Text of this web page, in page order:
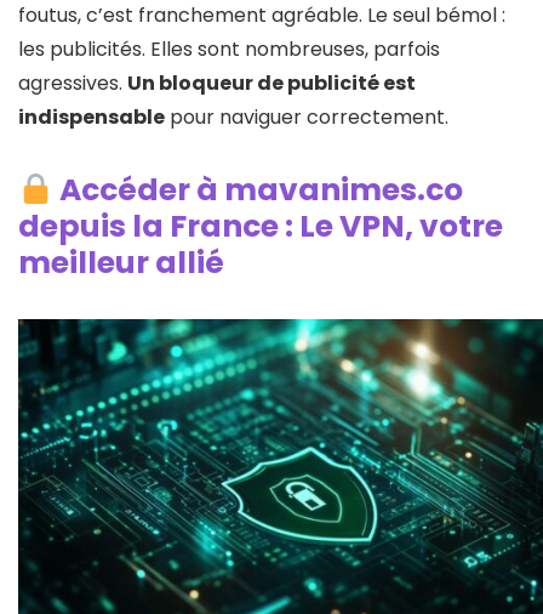
foutus, c’est franchement agréable. Le seul bémol :
les publicités. Elles sont nombreuses, parfois
agressives. Un bloqueur de publicité est
indispensable pour naviguer correctement.
Accéder à mavanimes.co
depuis la France : Le VPN, votre
meilleur allié